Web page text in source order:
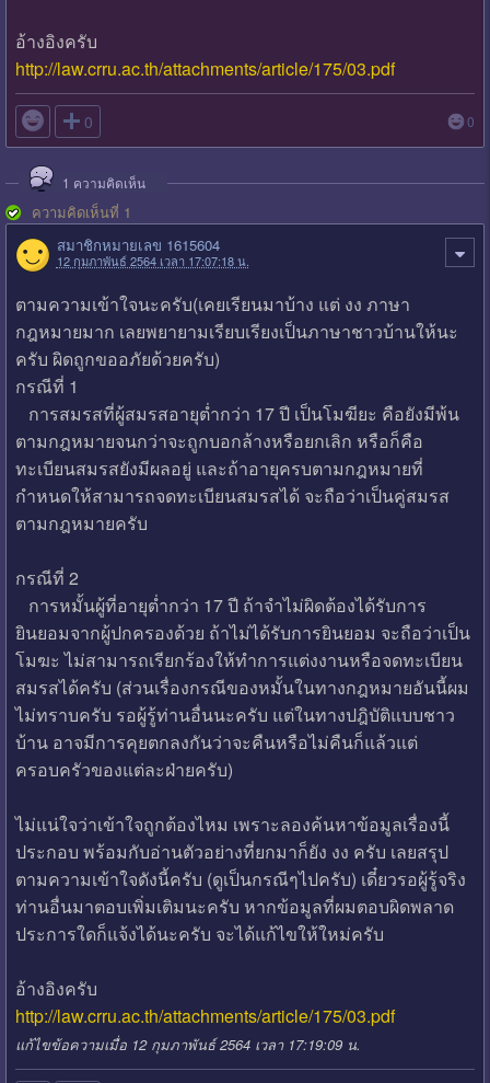
อ้างอิงครับ
http://law.crru.ac.th/attachments/article/175/03.pdf
 0 0
1 ความคิดเห็น
ความคิดเห็นที่ 1
สมาชิกหมายเลข 1615604
12 กุมภาพันธ์ 2564 เวลา 17:07:18 น.
ตามความเข้าใจนะครับ(เคยเรียนมาบ้าง แต่ งง ภาษา
กฎหมายมาก เลยพยายามเรียบเรียงเป็นภาษาชาวบ้านให้นะ
ครับ ผิดถูกขออภัยด้วยครับ)
กรณีที่ 1
การสมรสที่ผู้สมรสอายุต่ำกว่า 17 ปี เป็นโมฆียะ คือยังมีพ้น
ตามกฎหมายจนกว่าจะถูกบอกล้างหรือยกเลิก หรือก็คือ
ทะเบียนสมรสยังมีผลอยู่ และถ้าอายุครบตามกฎหมายที่
กำหนดให้สามารถจดทะเบียนสมรสได้ จะถือว่าเป็นคู่สมรส
ตามกฎหมายครับ
กรณีที่ 2
การหมั้นผู้ที่อายุต่ำกว่า 17 ปี ถ้าจำไม่ผิดต้องได้รับการ
ยินยอมจากผู้ปกครองด้วย ถ้าไม่ได้รับการยินยอม จะถือว่าเป็น
โมฆะ ไม่สามารถเรียกร้องให้ทำการแต่งงานหรือจดทะเบียน
สมรสได้ครับ (ส่วนเรื่องกรณีของหมั้นในทางกฎหมายอันนี้ผม
ไม่ทราบครับ รอผู้รู้ท่านอื่นนะครับ แต่ในทางปฎิบัติแบบชาว
บ้าน อาจมีการคุยตกลงกันว่าจะคืนหรือไม่คืนก็แล้วแต่
ครอบครัวของแต่ละฝ่ายครับ)
ไม่แน่ใจว่าเข้าใจถูกต้องไหม เพราะลองค้นหาข้อมูลเรื่องนี้
ประกอบ พร้อมกับอ่านตัวอย่างที่ยกมาก็ยัง งง ครับ เลยสรุป
ตามความเข้าใจดังนี้ครับ (ดูเป็นกรณีๆไปครับ) เดี๋ยวรอผู้รู้จริง
ท่านอื่นมาตอบเพิ่มเติมนะครับ หากข้อมูลที่ผมตอบผิดพลาด
ประการใดก็แจ้งได้นะครับ จะได้แก้ไขให้ใหม่ครับ
อ้างอิงครับ
http://law.crru.ac.th/attachments/article/175/03.pdf
แก้ไขข้อความเมื่อ 12 กุมภาพันธ์ 2564 เวลา 17:19:09 น.